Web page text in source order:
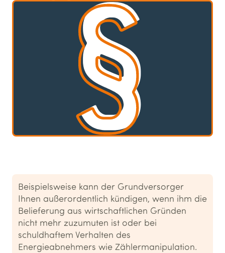
Beispielsweise kann der Grundversorger
Ihnen außerordentlich kündigen, wenn ihm die
Belieferung aus wirtschaftlichen Gründen
nicht mehr zuzumuten ist oder bei
schuldhaftem Verhalten des
Energieabnehmers wie Zählermanipulation.